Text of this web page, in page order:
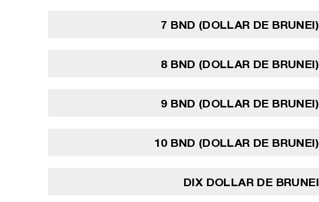
7 BND (DOLLAR DE BRUNEI)
8 BND (DOLLAR DE BRUNEI)
9 BND (DOLLAR DE BRUNEI)
10 BND (DOLLAR DE BRUNEI)
DIX DOLLAR DE BRUNEI